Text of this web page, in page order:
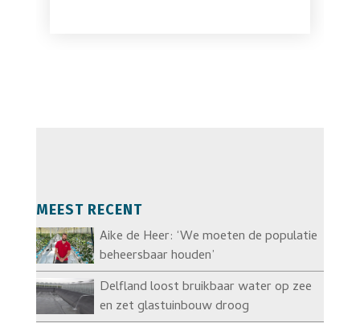
MEEST RECENT
Aike de Heer: ‘We moeten de populatie
beheersbaar houden’
Delfland loost bruikbaar water op zee
en zet glastuinbouw droog